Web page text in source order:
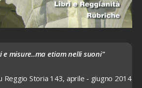
e misure..ma etiam nelli suoni"
Reggio Storia 143, aprile - giugno 2014